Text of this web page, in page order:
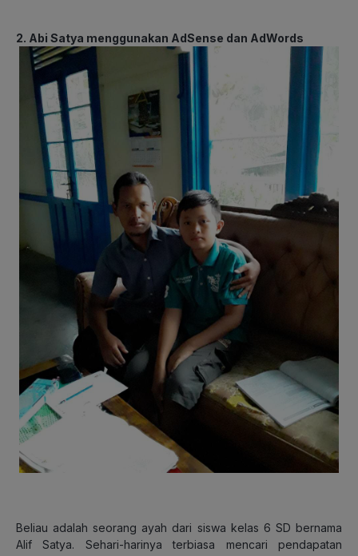
2. Abi Satya menggunakan AdSense dan AdWords
Beliau adalah seorang ayah dari siswa kelas 6 SD bernama
Alif Satya. Sehari-harinya terbiasa mencari pendapatan